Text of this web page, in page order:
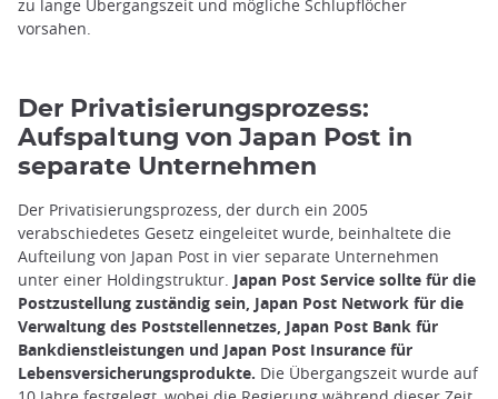
zu lange Übergangszeit und mögliche Schlupflöcher
vorsahen.
Der Privatisierungsprozess:
Aufspaltung von Japan Post in
separate Unternehmen
Der Privatisierungsprozess, der durch ein 2005
verabschiedetes Gesetz eingeleitet wurde, beinhaltete die
Aufteilung von Japan Post in vier separate Unternehmen
unter einer Holdingstruktur. Japan Post Service sollte für die
Postzustellung zuständig sein, Japan Post Network für die
Verwaltung des Poststellennetzes, Japan Post Bank für
Bankdienstleistungen und Japan Post Insurance für
Lebensversicherungsprodukte. Die Übergangszeit wurde auf